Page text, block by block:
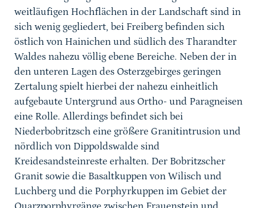
weitläufigen Hochflächen in der Landschaft sind in
sich wenig gegliedert, bei Freiberg befinden sich
östlich von Hainichen und südlich des Tharandter
Waldes nahezu völlig ebene Bereiche. Neben der in
den unteren Lagen des Osterzgebirges geringen
Zertalung spielt hierbei der nahezu einheitlich
aufgebaute Untergrund aus Ortho- und Paragneisen
eine Rolle. Allerdings befindet sich bei
Niederbobritzsch eine größere Granitintrusion und
nördlich von Dippoldswalde sind
Kreidesandsteinreste erhalten. Der Bobritzscher
Granit sowie die Basaltkuppen von Wilisch und
Luchberg und die Porphyrkuppen im Gebiet der